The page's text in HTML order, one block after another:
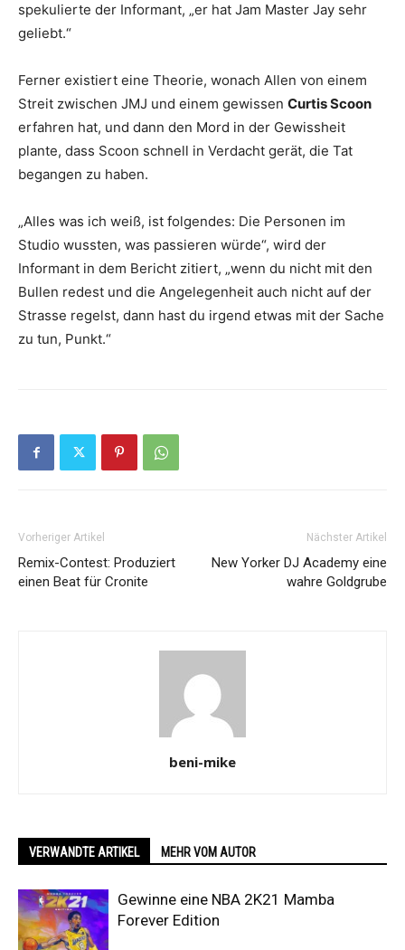
spekulierte der Informant, „er hat Jam Master Jay sehr
geliebt.“
Ferner existiert eine Theorie, wonach Allen von einem
Streit zwischen JMJ und einem gewissen Curtis Scoon
erfahren hat, und dann den Mord in der Gewissheit
plante, dass Scoon schnell in Verdacht gerät, die Tat
begangen zu haben.
„Alles was ich weiß, ist folgendes: Die Personen im
Studio wussten, was passieren würde“, wird der
Informant in dem Bericht zitiert, „wenn du nicht mit den
Bullen redest und die Angelegenheit auch nicht auf der
Strasse regelst, dann hast du irgend etwas mit der Sache
zu tun, Punkt.“
Vorheriger Artikel
Remix-Contest: Produziert
einen Beat für Cronite
Nächster Artikel
New Yorker DJ Academy eine
wahre Goldgrube
beni-mike
VERWANDTE ARTIKEL MEHR VOM AUTOR
Gewinne eine NBA 2K21 Mamba
Forever Edition